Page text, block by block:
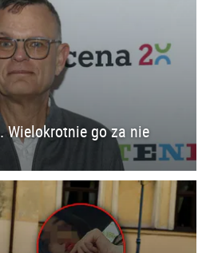
Wielokrotnie go za nie